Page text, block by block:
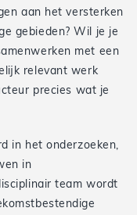
aan het versterken
gebieden? Wil je je
met een
relevant werk
precies wat je
in het onderzoeken,
in
team wordt